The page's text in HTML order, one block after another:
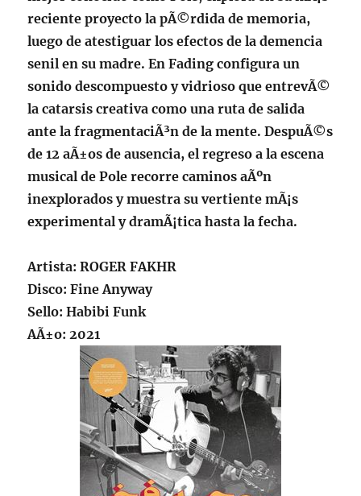
reciente proyecto la pÃ©rdida de memoria,
luego de atestiguar los efectos de la demencia
senil en su madre. En Fading configura un
sonido descompuesto y vidrioso que entrevÃ©
la catarsis creativa como una ruta de salida
ante la fragmentaciÃ³n de la mente. DespuÃ©s
de 12 aÃ±os de ausencia, el regreso a la escena
musical de Pole recorre caminos aÃºn
inexplorados y muestra su vertiente mÃ¡s
experimental y dramÃ¡tica hasta la fecha.
Artista:ROGER FAKHR
Disco: Fine Anyway
Sello: Habibi Funk
AÃ±o: 2021